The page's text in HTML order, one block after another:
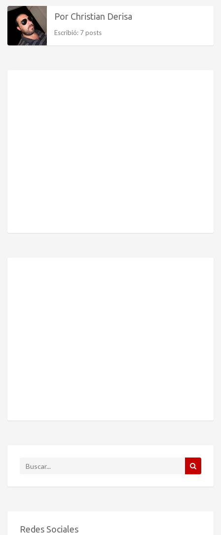
Por Christian Derisa
Escribió: 7 posts
Redes Sociales